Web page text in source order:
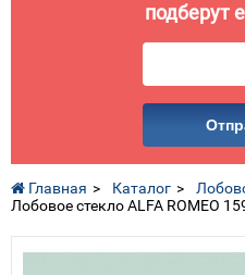
подберут
Главная Каталог
Лобовое стекло ALFA ROMEO